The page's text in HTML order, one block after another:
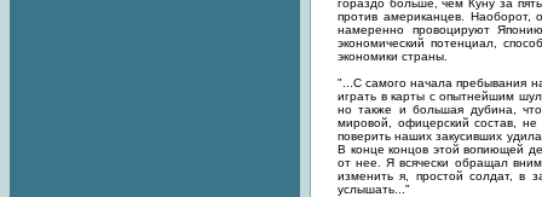
гораздо больше, чем Куну за
против американцев. Наоборот,
намеренно провоцируют
экономический потенциал,
экономики страны.
"...С самого начала пребывания
играть в карты с опытнейшим
но также и большая дубина,
мировой, офицерский состав,
поверить наших закусивших
В конце концов этой вопиющей
от нее. Я всячески обращал
изменить я, простой солдат, в
услышать..."